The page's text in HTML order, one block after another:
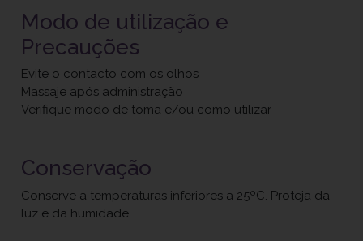
Modo de utilização e
Precauções
Evite o contacto com os olhos
Massaje após administração
Verifique modo de toma e/ou como utilizar
Conservação
Conserve a temperaturas inferiores a 25ºC. Proteja da
luz e da humidade.